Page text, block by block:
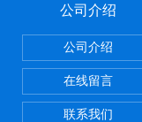
公司介绍
公司介绍
在线留言
联系我们